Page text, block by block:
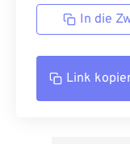
In die
Link